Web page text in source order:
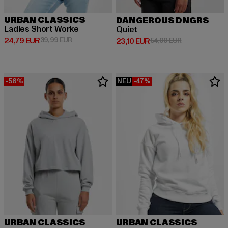
URBAN CLASSICS
Ladies Short Worke
24,79 EUR
Derzeitiger Preis: 24,79 EUR
39,99 EURAktionspreis: 39,99 EUR
DANGEROUS DNGRS
Quiet
23,10 EUR
Derzeitiger Preis: 23,10 EUR
54,99 EURAktionspreis:
-56%
URBAN CLASSICS
NEU -47%
URBAN CLASSICS